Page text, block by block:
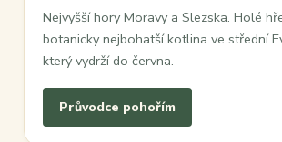
Nejvyšší hory Moravy a Slezska. Holé
botanicky nejbohatší kotlina ve střední
který vydrží do června.
Průvodce pohořím